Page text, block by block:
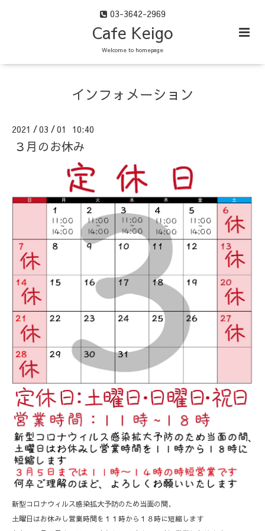
03-3642-2969
Cafe Keigo
Welcome to homepage
インフォメーション
2021 /03 /01 10:40
３月のお休み
新型コロナウィルス感染拡大予防のため当面の間、
土曜日はお休みし営業時間を１１時から１８時に短縮します